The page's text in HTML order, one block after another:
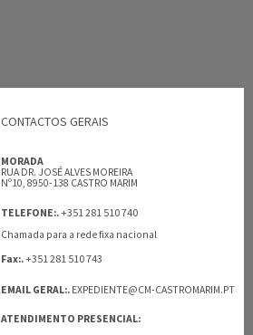
CONTACTOS GERAIS
MORADA
RUA DR. JOSÉ ALVES MOREIRA
Nº10, 8950-138 CASTRO MARIM
TELEFONE:.+351 281 510 740
Chamada para a rede fixa nacional
Fax:.+351 281 510 743
EMAIL GERAL:. EXPEDIENTE@CM-CASTROMARIM.PT
ATENDIMENTO PRESENCIAL: